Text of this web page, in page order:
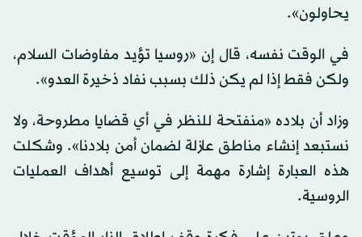
يحاولون».
في الوقت نفسه، قال إن «روسيا تؤيد مفاوضات السلام،
ولكن فقط إذا لم يكن ذلك بسبب نفاد ذخيرة العدو».
وزاد أن بلاده «منفتحة للنظر في أي قضايا مطروحة، ولا
نستبعد إنشاء مناطق عازلة لضمان أمن بلادنا». وشكلت
هذه العبارة إشارة مهمة إلى توسيع أهداف العمليات
الروسية.